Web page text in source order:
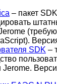
– пакет
SDK –